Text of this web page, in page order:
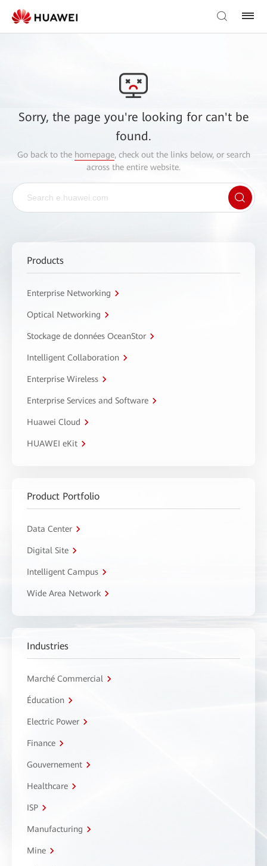
Sorry, the page you're looking for can't be
found.
Go back to the homepage, check out the links below, or search
across the entire website.
Products
Enterprise Networking
Optical Networking
Stockage de données OceanStor
Intelligent Collaboration
Enterprise Wireless
Enterprise Services and Software
Huawei Cloud
HUAWEI eKit
Product Portfolio
Data Center
Digital Site
Intelligent Campus
Wide Area Network
Industries
Marché Commercial
Éducation
Electric Power
Finance
Gouvernement
Healthcare
ISP
Manufacturing
Mine